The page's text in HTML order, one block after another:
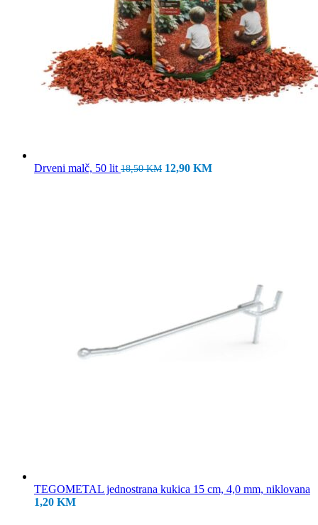
Drveni malč, 50 lit 18,50KM Izvorna
12,90 KMTrenutna
TEGOMETAL jednostrana kukica 15 cm, 4,0 mm, niklovana
1,20 KM